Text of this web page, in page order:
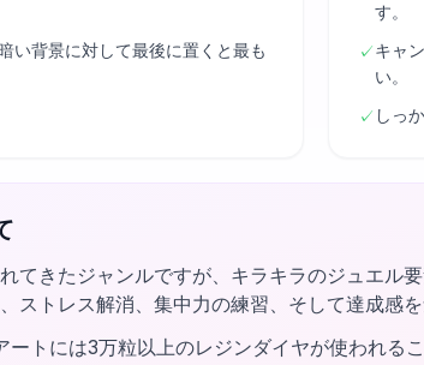
い背景に対して最後に置くと最も
す。
✓キャ
い。
✓ しっ
てきたジャンルですが、キラキラのジュエル
ストレス解消、集中力の練習、そして達成感
ートには3万粒以上のレジンダイヤが使われる